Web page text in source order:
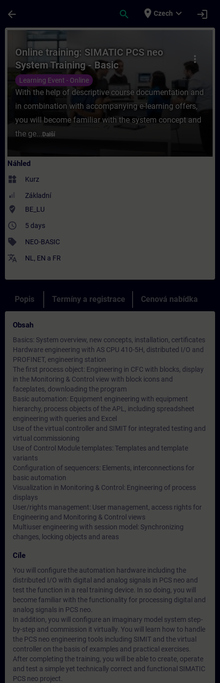
arrow_back search place Czech expand_more login
Kurz - Online training: SIMATIC PCS
more_vert
Online training: SIMATIC PCS neo
System Training - Basic
Learning Event - Online
With the help of descriptive course documentation and
in combination with accompanying e-learning offers,
you will become familiar with the system concept and
the ge... Další
Náhled
widgets Kurz
Základní
where_to_vote BE_LU
access_time 5 days
sell NEO-BASIC
translate NL , EN a FR
Popis Termíny a registrace Cenová nabídka
Obsah
Basics: System overview, new concepts, installation, certificates
Hardware engineering with AS CPU 410-5H, distributed I/O and
PROFINET, engineering station
The first process object: Engineering in CFC with blocks, display
in the Monitoring & Control view with block icons and
faceplates, downloading the program
Basic automation: Equipment engineering with equipment
hierarchy, process objects of the APL, including spreadsheet
engineering with queries and Excel
Use of the virtual controller and SIMIT for integrated testing and
virtual commissioning
Use of Control Module templates: Templates and template
variants
Configuration of sequencers: Elements, interconnections for
basic automation
Visualization in Monitoring & Control: Engineering of process
displays
User/rights management: User management, access rights for
Engineering and Monitoring & Control views
Multiuser engineering with session model: Synchronizing
changes, locking objects and areas
Cíle
You will configure the automation hardware including the
distributed I/O with digital and analog signals in PCS neo and
test the function in a real training device. In so doing, you will
become familiar with the functionality for processing digital and
analog signals in PCS neo.
In addition, you will configure an imaginary model system step-
by-step and commission it virtually. You will learn how to handle
the PCS neo engineering tools including SIMIT and the virtual
controller on the basis of examples and practical exercises.
After completing the training, you will be able to create, operate
and test a simple yet technically correct and functional SIMATIC
PCS neo project.